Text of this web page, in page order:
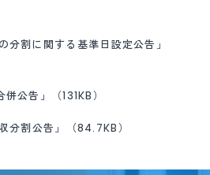
割に関する基準日設定公告」
公告」（131KB）
割公告」（84.7KB）